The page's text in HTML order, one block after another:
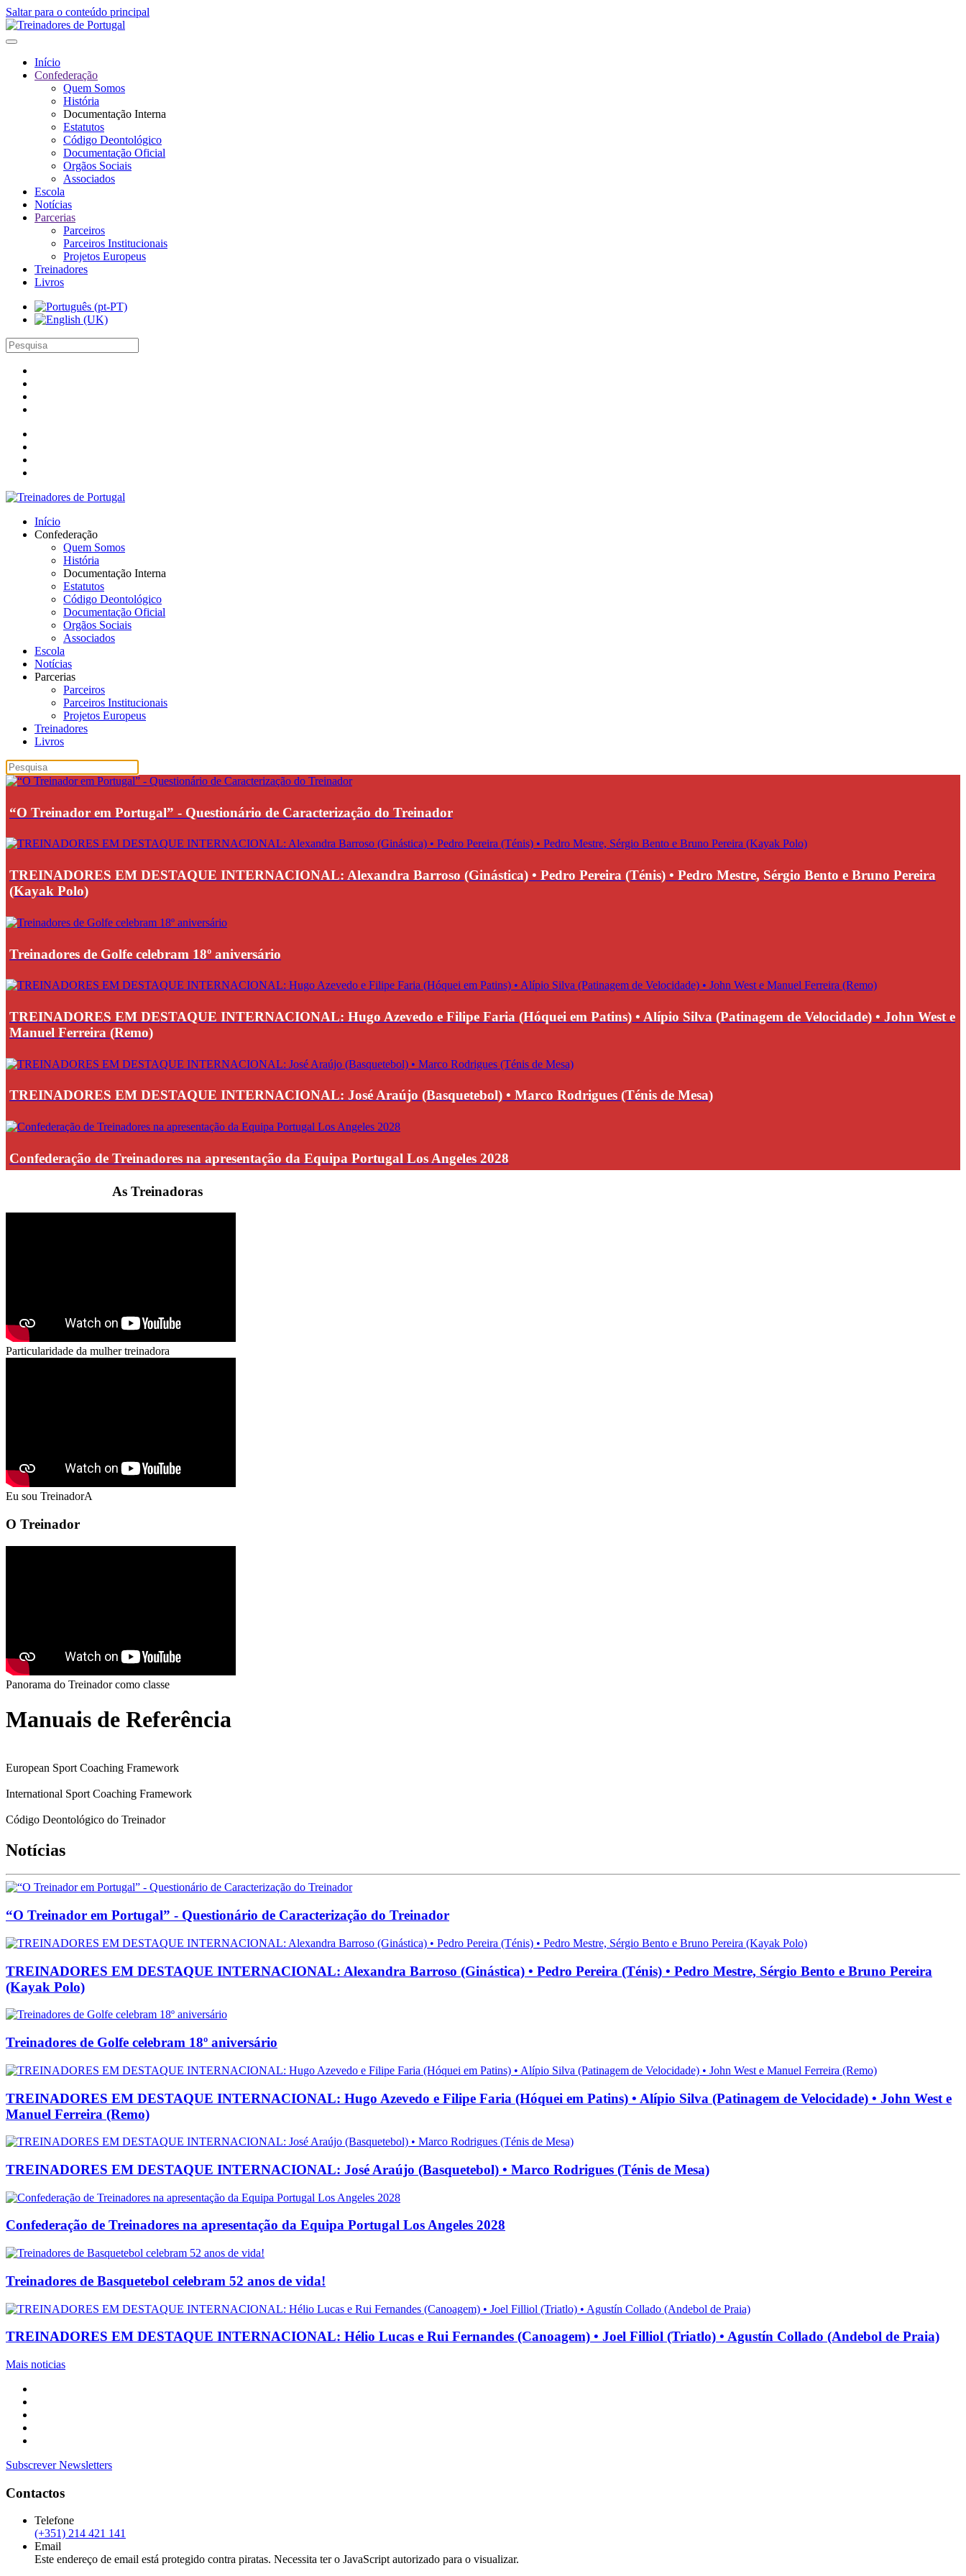
Saltar para o conteúdo principal
Início
Confederação
Quem Somos
História
Documentação Interna
Estatutos
Código Deontológico
Documentação Oficial
Orgãos Sociais
Associados
Escola
Notícias
Parcerias
Parceiros
Parceiros Institucionais
Projetos Europeus
Treinadores
Livros
Início
Confederação
Quem Somos
História
Documentação Interna
Estatutos
Código Deontológico
Documentação Oficial
Orgãos Sociais
Associados
Escola
Notícias
Parcerias
Parceiros
Parceiros Institucionais
Projetos Europeus
Treinadores
Livros
“O Treinador em Portugal” - Questionário de Caracterização do Treinador
TREINADORES EM DESTAQUE INTERNACIONAL: Alexandra Barroso (Ginástica) • Pedro Pereira (Ténis) • Pedro Mestre, Sérgio Bento e Bruno Pereira
(Kayak Polo)
Treinadores de Golfe celebram 18º aniversário
TREINADORES EM DESTAQUE INTERNACIONAL: Hugo Azevedo e Filipe Faria (Hóquei em Patins) • Alípio Silva (Patinagem de Velocidade) • John West e
Manuel Ferreira (Remo)
TREINADORES EM DESTAQUE INTERNACIONAL: José Araújo (Basquetebol) • Marco Rodrigues (Ténis de Mesa)
Confederação de Treinadores na apresentação da Equipa Portugal Los Angeles 2028
As Treinadoras
Particularidade da mulher treinadora
Eu sou TreinadorA
O Treinador
Panorama do Treinador como classe
Manuais de Referência
European Sport Coaching Framework
International Sport Coaching Framework
Código Deontológico do Treinador
Notícias
“O Treinador em Portugal” - Questionário de Caracterização do Treinador
TREINADORES EM DESTAQUE INTERNACIONAL: Alexandra Barroso (Ginástica) • Pedro Pereira (Ténis) • Pedro Mestre, Sérgio Bento e Bruno Pereira
(Kayak Polo)
Treinadores de Golfe celebram 18º aniversário
TREINADORES EM DESTAQUE INTERNACIONAL: Hugo Azevedo e Filipe Faria (Hóquei em Patins) • Alípio Silva (Patinagem de Velocidade) • John West e
Manuel Ferreira (Remo)
TREINADORES EM DESTAQUE INTERNACIONAL: José Araújo (Basquetebol) • Marco Rodrigues (Ténis de Mesa)
Confederação de Treinadores na apresentação da Equipa Portugal Los Angeles 2028
Treinadores de Basquetebol celebram 52 anos de vida!
TREINADORES EM DESTAQUE INTERNACIONAL: Hélio Lucas e Rui Fernandes (Canoagem) • Joel Filliol (Triatlo) • Agustín Collado (Andebol de Praia)
Mais noticias
Subscrever Newsletters
Contactos
Telefone
(+351) 214 421 141
Email
Este endereço de email está protegido contra piratas. Necessita ter o JavaScript autorizado para o visualizar.